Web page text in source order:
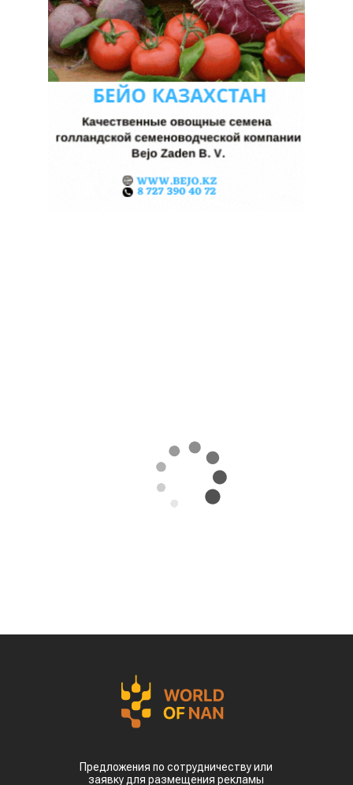
Предложения по сотрудничеству или
заявку для размещения рекламы